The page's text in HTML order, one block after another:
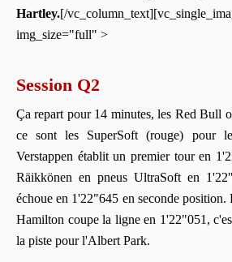
Hartley.[/
img_size="full" >
Session Q2
Ça repart pour 14 minutes, les Red Bull
ce sont les SuperSoft (rouge) pour
Verstappen établit un premier tour en
Räikkönen en pneus UltraSoft en
échoue en 1'22"645 en seconde
Hamilton coupe la ligne en 1'22"051,
la piste pour l'Albert Park.